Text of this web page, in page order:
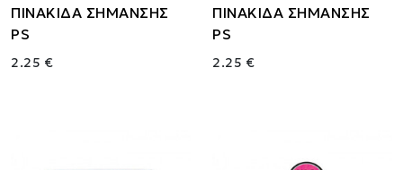
ΠΙΝΑΚΙΔΑ ΣΗΜΑΝΣΗΣ
PS
2.25 €
ΠΙΝΑΚΙΔΑ ΣΗΜΑΝΣΗΣ
PS
2.25 €